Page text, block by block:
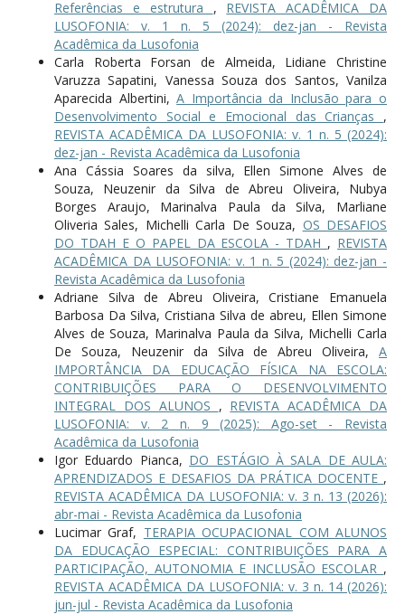
Referências e estrutura , REVISTA ACADÊMICA DA
LUSOFONIA: v. 1 n. 5 (2024): dez-jan - Revista
Acadêmica da Lusofonia
Carla Roberta Forsan de Almeida, Lidiane Christine
Varuzza Sapatini, Vanessa Souza dos Santos, Vanilza
Aparecida Albertini,A Importância da Inclusão para o
Desenvolvimento Social e Emocional das Crianças ,
REVISTA ACADÊMICA DA LUSOFONIA: v. 1 n. 5 (2024):
dez-jan - Revista Acadêmica da Lusofonia
Ana Cássia Soares da silva, Ellen Simone Alves de
Souza, Neuzenir da Silva de Abreu Oliveira, Nubya
Borges Araujo, Marinalva Paula da Silva, Marliane
Oliveria Sales, Michelli Carla De Souza, OS DESAFIOS
DO TDAH E O PAPEL DA ESCOLA - TDAH , REVISTA
ACADÊMICA DA LUSOFONIA: v. 1 n. 5 (2024): dez-jan -
Revista Acadêmica da Lusofonia
Adriane Silva de Abreu Oliveira, Cristiane Emanuela
Barbosa Da Silva, Cristiana Silva de abreu, Ellen Simone
Alves de Souza, Marinalva Paula da Silva, Michelli Carla
De Souza, Neuzenir da Silva de Abreu Oliveira,A
IMPORTÂNCIA DA EDUCAÇÃO FÍSICA NA ESCOLA:
CONTRIBUIÇÕES PARA O DESENVOLVIMENTO
INTEGRAL DOS ALUNOS , REVISTA ACADÊMICA DA
LUSOFONIA: v. 2 n. 9 (2025): Ago-set - Revista
Acadêmica da Lusofonia
Igor Eduardo Pianca, DO ESTÁGIO À SALA DE AULA:
APRENDIZADOS E DESAFIOS DA PRÁTICA DOCENTE ,
REVISTA ACADÊMICA DA LUSOFONIA: v. 3 n. 13 (2026):
abr-mai - Revista Acadêmica da Lusofonia
Lucimar Graf, TERAPIA OCUPACIONAL COM ALUNOS
DA EDUCAÇÃO ESPECIAL: CONTRIBUIÇÕES PARA A
PARTICIPAÇÃO, AUTONOMIA E INCLUSÃO ESCOLAR ,
REVISTA ACADÊMICA DA LUSOFONIA: v. 3 n. 14 (2026):
jun-jul - Revista Acadêmica da Lusofonia